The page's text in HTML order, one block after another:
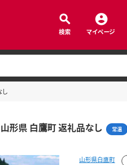
検索 マイページ
し
形県 白鷹町 返礼品なし 常温
山形県白鷹町